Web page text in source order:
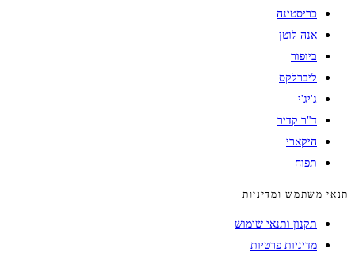
כריסטינה
אנה לוטן
ביופור
ליברלקס
ג'יג'י
ד"ר קדיר
היקארי
תפוח
תנאי משתמש ומדיניות
תקנון ותנאי שימוש
מדיניות פרטיות